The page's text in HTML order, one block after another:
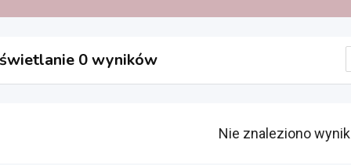
0 wyników
Nie znaleziono